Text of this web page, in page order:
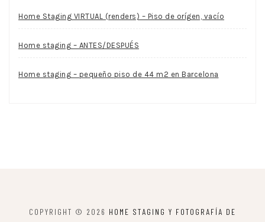
Home Staging VIRTUAL (renders) – Piso de orígen, vacío
Home staging – ANTES/DESPUÉS
Home staging – pequeño piso de 44 m2 en Barcelona
COPYRIGHT © 2026 HOME STAGING Y FOTOGRAFÍA DE